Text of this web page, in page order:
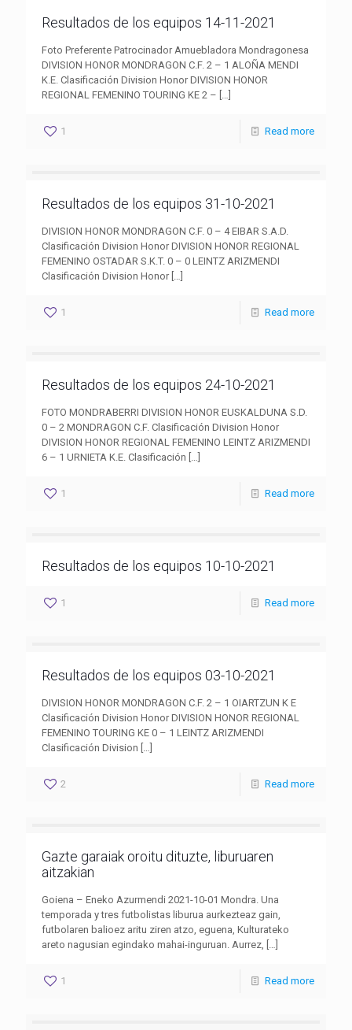
Resultados de los equipos 14-11-2021
Foto Preferente Patrocinador Amuebladora Mondragonesa
DIVISION HONOR MONDRAGON C.F. 2 – 1 ALOÑA MENDI
K.E. Clasificación Division Honor DIVISION HONOR
REGIONAL FEMENINO TOURING KE 2 – […]
1 Read more
Resultados de los equipos 31-10-2021
DIVISION HONOR MONDRAGON C.F. 0 – 4 EIBAR S.A.D.
Clasificación Division Honor DIVISION HONOR REGIONAL
FEMENINO OSTADAR S.K.T. 0 – 0 LEINTZ ARIZMENDI
Clasificación Division Honor[…]
1 Read more
Resultados de los equipos 24-10-2021
FOTO MONDRABERRI DIVISION HONOR EUSKALDUNA S.D.
0 – 2 MONDRAGON C.F. Clasificación Division Honor
DIVISION HONOR REGIONAL FEMENINO LEINTZ ARIZMENDI
6 – 1 URNIETA K.E. Clasificación […]
1 Read more
Resultados de los equipos 10-10-2021
1 Read more
Resultados de los equipos 03-10-2021
DIVISION HONOR MONDRAGON C.F. 2 – 1 OIARTZUN K E
Clasificación Division Honor DIVISION HONOR REGIONAL
FEMENINO TOURING KE 0 – 1 LEINTZ ARIZMENDI
Clasificación Division […]
2 Read more
Gazte garaiak oroitu dituzte, liburuaren
aitzakian
Goiena – Eneko Azurmendi 2021-10-01 Mondra. Una
temporada y tres futbolistas liburua aurkezteaz gain,
futbolaren balioez aritu ziren atzo, eguena, Kulturateko
areto nagusian egindako mahai-inguruan. Aurrez, […]
1 Read more